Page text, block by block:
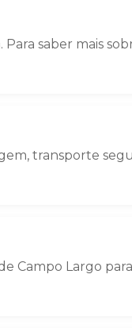
saber mais
transporte
Campo Largo para